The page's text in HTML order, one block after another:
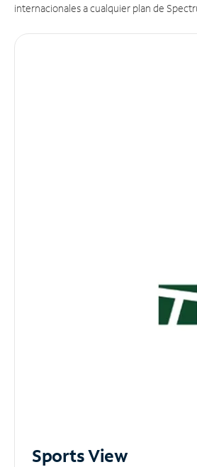
internacionales a cualquier plan de
Sports View